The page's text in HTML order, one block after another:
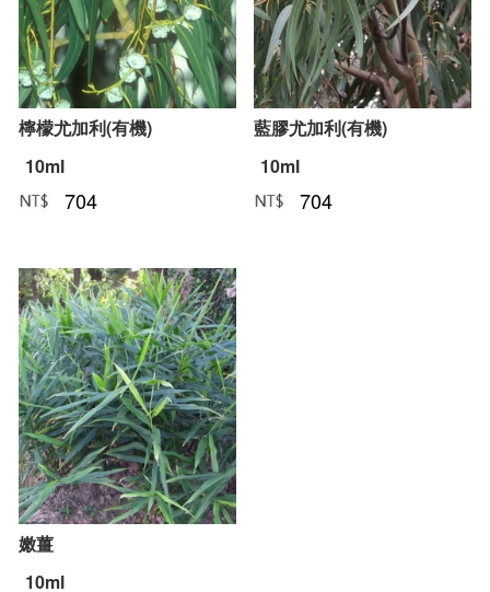
檸檬尤加利(有機)
10ml
NT﹕
704
藍膠尤加利(有機)
10ml
NT﹕
704
嫩薑
10ml